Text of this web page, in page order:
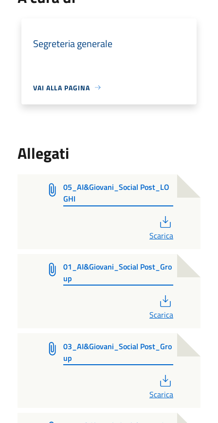
Segreteria generale
VAI ALLA PAGINA
Allegati
05_AI&Giovani_Social Post_LO
GHI
Scarica
01_AI&Giovani_Social Post_Gro
up
Scarica
03_AI&Giovani_Social Post_Gro
up
Scarica